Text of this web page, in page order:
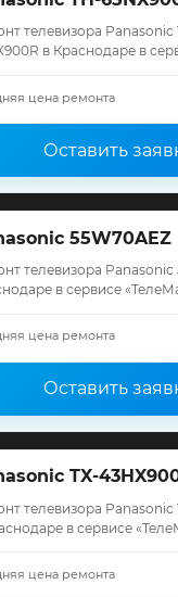
телевизора Panasonic
в Краснодаре в
смета до ремонта,
до 12 мес…
цена ремонта
Оставить
55W70AEZ
телевизора Panasonic
в сервисе
запчасти и гарантия
цена ремонта
Оставить
TX-
телевизора Panasonic
в сервисе
запчасти и гарантия
цена ремонта